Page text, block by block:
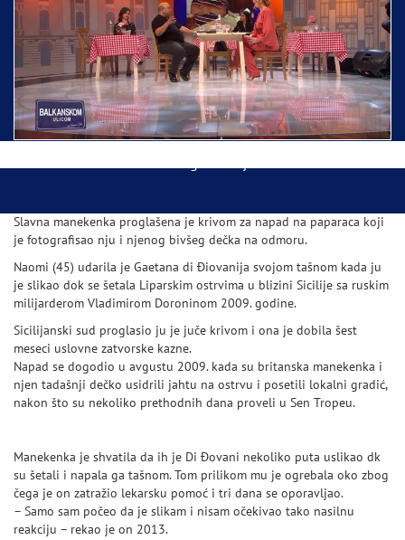
Ispraćaj Pojasa Presvete Bogorodice danas iz
Hrama Svetog Save
Slavna manekenka proglašena je krivom za napad na paparaca koji
je fotografisao nju i njenog bivšeg dečka na odmoru.
Naomi (45) udarila je Gaetana di Điovanija svojom tašnom kada ju
je slikao dok se šetala Liparskim ostrvima u blizini Sicilije sa ruskim
milijarderom Vladimirom Doroninom 2009. godine.
Sicilijanski sud proglasio ju je juče krivom i ona je dobila šest
meseci uslovne zatvorske kazne.
Napad se dogodio u avgustu 2009. kada su britanska manekenka i
njen tadašnji dečko usidrili jahtu na ostrvu i posetili lokalni gradić,
nakon što su nekoliko prethodnih dana proveli u Sen Tropeu.
Manekenka je shvatila da ih je Di Đovani nekoliko puta uslikao dk
su šetali i napala ga tašnom. Tom prilikom mu je ogrebala oko zbog
čega je on zatražio lekarsku pomoć i tri dana se oporavljao.
– Samo sam počeo da je slikam i nisam očekivao tako nasilnu
reakciju – rekao je on 2013.